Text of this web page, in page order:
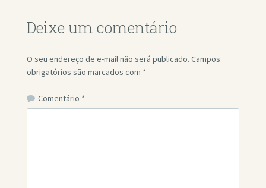
Deixe um comentário
O seu endereço de e-mail não será publicado. Campos
obrigatórios são marcados com *
Comentário *